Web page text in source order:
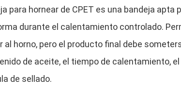
para hornear de CPET es una bandeja
durante el calentamiento controlado.
al horno, pero el producto final debe
de aceite, el tiempo de calentamiento,
de sellado.